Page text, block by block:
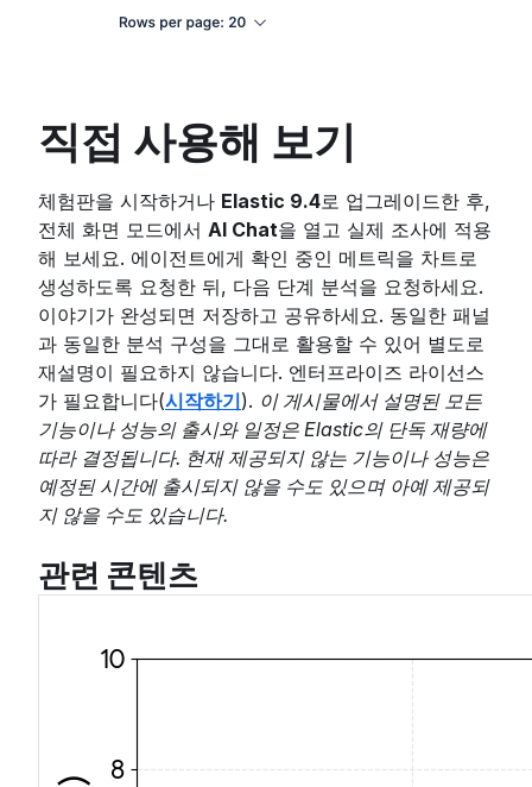
직접 사용해 보기
체험판을 시작하거나 Elastic 9.4로 업그레이드한 후,
전체 화면 모드에서 AI Chat을 열고 실제 조사에 적용
해 보세요. 에이전트에게 확인 중인 메트릭을 차트로
생성하도록 요청한 뒤, 다음 단계 분석을 요청하세요.
이야기가 완성되면 저장하고 공유하세요. 동일한 패널
과 동일한 분석 구성을 그대로 활용할 수 있어 별도로
재설명이 필요하지 않습니다. 엔터프라이즈 라이선스
가 필요합니다(시작하기). 이 게시물에서 설명된 모든
기능이나 성능의 출시와 일정은 Elastic의 단독 재량에
따라 결정됩니다. 현재 제공되지 않는 기능이나 성능은
예정된 시간에 출시되지 않을 수도 있으며 아예 제공되
지 않을 수도 있습니다.
관련 콘텐츠